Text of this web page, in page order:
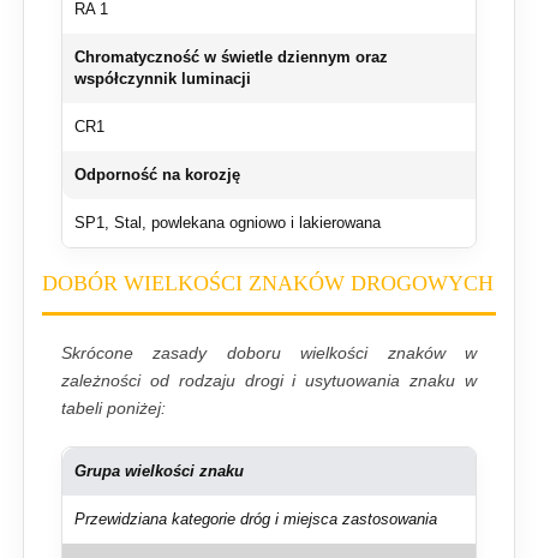
RA 1
Chromatyczność w świetle dziennym oraz
współczynnik luminacji
CR1
Odporność na korozję
SP1, Stal, powlekana ogniowo i lakierowana
DOBÓR WIELKOŚCI ZNAKÓW DROGOWYCH
Skrócone zasady doboru wielkości znaków w
zależności od rodzaju drogi i usytuowania znaku w
tabeli poniżej:
Grupa wielkości znaku
Przewidziana kategorie dróg i miejsca zastosowania